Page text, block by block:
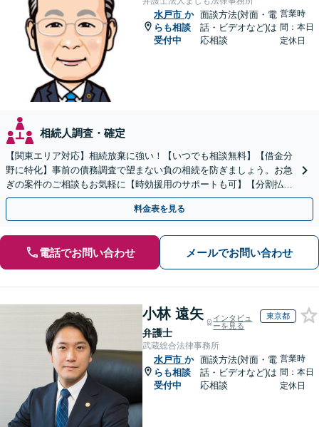
水戸市 か
らも相談
受付中
面談方法(対面・電
話・ビデオなど)は
応相談
営業時
間：本日
定休日
相続人調査・確定
【関東エリア対応】相続放棄に強い！【いつでも相談無料】【借金分
野に特化】事前の債務調査で望まない負の相続を防ぎましょう。お急
ぎの案件のご相談もお気軽に【時効援用のサポートも可】【分割払い
利用可】【休日電話相談可能】
料金表を見る
電話でお問い合わせ メールでお問い合わせ
小林 遠矢
弁護士
インタビュ
ーを見る
東京都
武蔵総合法律事務所
水戸市 か
らも相談
受付中
面談方法(対面・電
話・ビデオなど)は
応相談
営業時
間：本日
定休日